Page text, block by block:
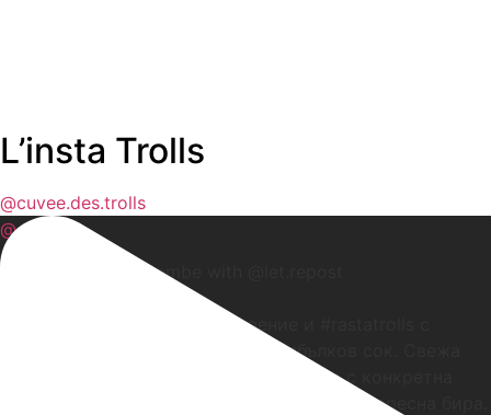
L’insta Trolls
@cuvee.des.trolls
@ .
#Repost birenoshkembe with @let.repost
Сега каня слънчевото настроение и #rastatrolls с
тяхната бира с аромат на ром и ябълков сок. Свежа
бира, но аз растата я свързвам повече с конкретна
билка и никак с ябълков сок. Все пак е интересна бира.